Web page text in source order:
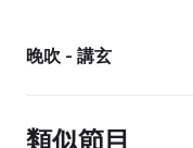
晚吹 - 講玄
類似節目